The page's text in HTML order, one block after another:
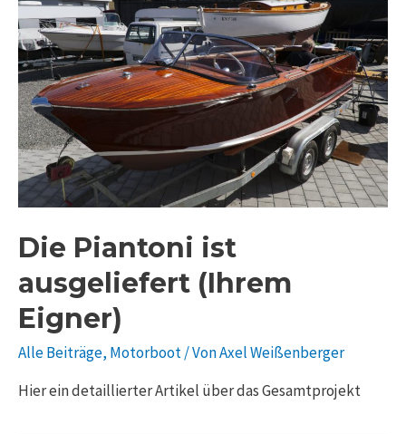
Die Piantoni ist
ausgeliefert (Ihrem
Eigner)
Alle Beiträge, Motorboot/ VonAxel Weißenberger
Hier ein detaillierter Artikel über das Gesamtprojekt